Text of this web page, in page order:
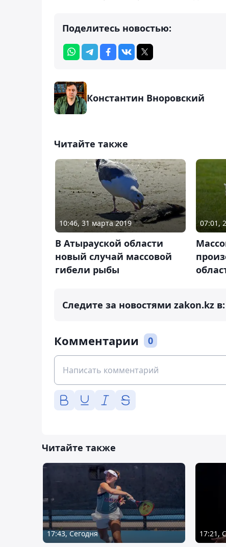
Поделитесь новостью:
Константин Вноровский
Читайте также
10:46, 31 марта 2019
В Атырауской области
новый случай массовой
гибели рыбы
07:01,
Следите за новостями zakon.kz в:
Комментарии 0
Читайте также
17:43, Сегодня 17:21,